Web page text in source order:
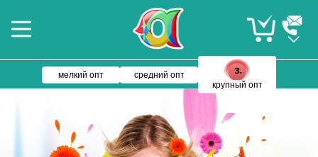
мелкий опт
средний опт
крупный опт